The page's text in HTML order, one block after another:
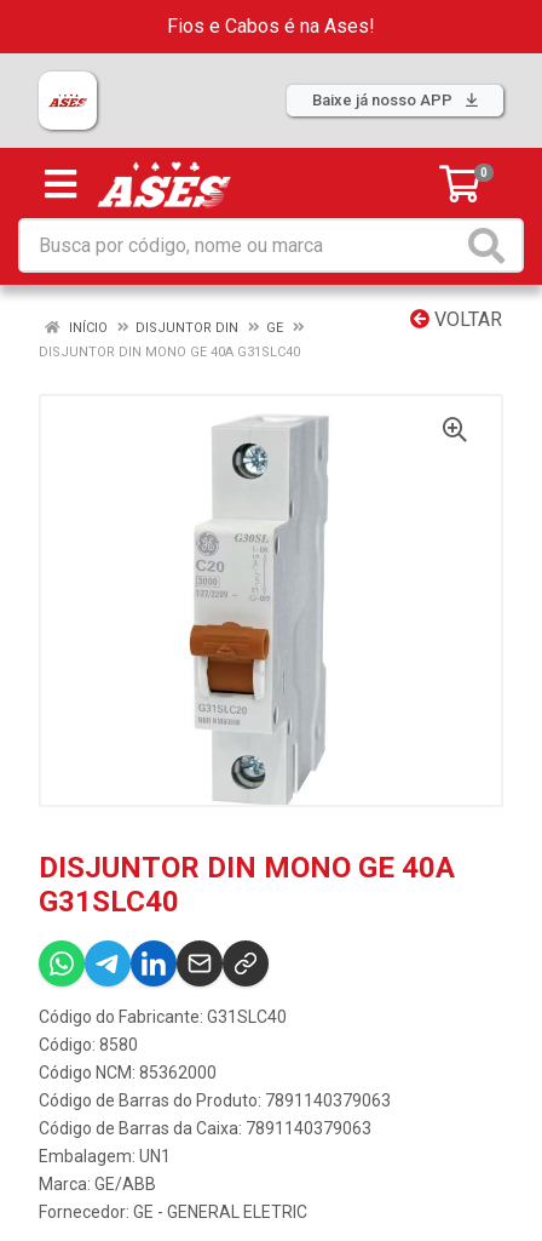
Fios e Cabos é na Ases!
Baixe já nosso APP
0
VOLTAR
INÍCIO DISJUNTOR DIN
GE
DISJUNTOR DIN MONO GE 40A G31SLC40
DISJUNTOR DIN MONO GE 40A
G31SLC40
Código do Fabricante: G31SLC40
Código: 8580
Código NCM: 85362000
Código de Barras do Produto: 7891140379063
Código de Barras da Caixa: 7891140379063
Embalagem: UN1
Marca: GE/ABB
Fornecedor: GE - GENERAL ELETRIC